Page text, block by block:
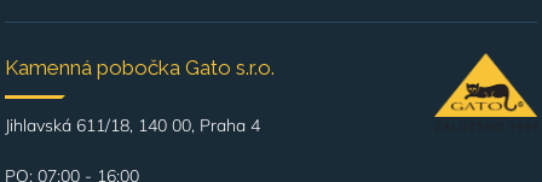
Kamenná pobočka Gato s.r.o.
Jihlavská 611/18, 140 00, Praha 4
PO: 07:00 - 16:00